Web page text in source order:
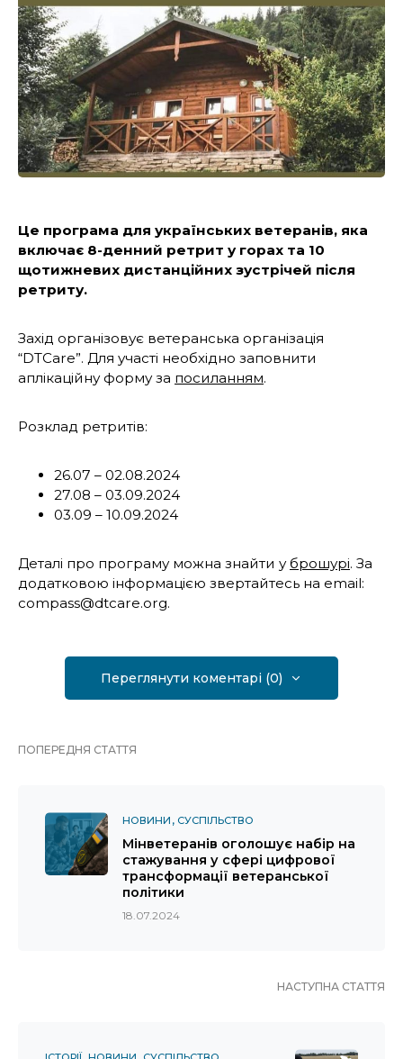
Це програма для українських ветеранів, яка
включає 8-денний ретрит у горах та 10
щотижневих дистанційних зустрічей після
ретриту.
Захід організовує ветеранська організація
“DTCare”. Для участі необхідно заповнити
аплікаційну форму за посиланням.
Розклад ретритів:
26.07 – 02.08.2024
27.08 – 03.09.2024
03.09 – 10.09.2024
Деталі про програму можна знайти уброшурі. За
додатковою інформацією звертайтесь на email:
compass@dtcare.org.
Переглянути коментарі (0)
ПОПЕРЕДНЯ СТАТТЯ
НОВИНИ СУСПІЛЬСТВО
Мінветеранів оголошує набір на
стажування у сфері цифрової
трансформації ветеранської
політики
18.07.2024
НАСТУПНА СТАТТЯ